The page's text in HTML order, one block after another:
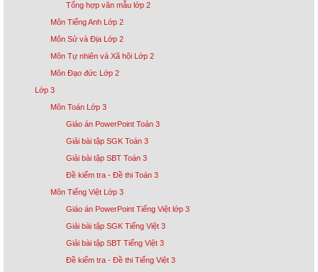
Tổng hợp văn mẫu lớp 2
Môn Tiếng Anh Lớp 2
Môn Sử và Địa Lớp 2
Môn Tự nhiên và Xã hội Lớp 2
Môn Đạo đức Lớp 2
Lớp 3
Môn Toán Lớp 3
Giáo án PowerPoint Toán 3
Giải bài tập SGK Toán 3
Giải bài tập SBT Toán 3
Đề kiểm tra - Đề thi Toán 3
Môn Tiếng Việt Lớp 3
Giáo án PowerPoint Tiếng Việt lớp 3
Giải bài tập SGK Tiếng Việt 3
Giải bài tập SBT Tiếng Việt 3
Đề kiểm tra - Đề thi Tiếng Việt 3